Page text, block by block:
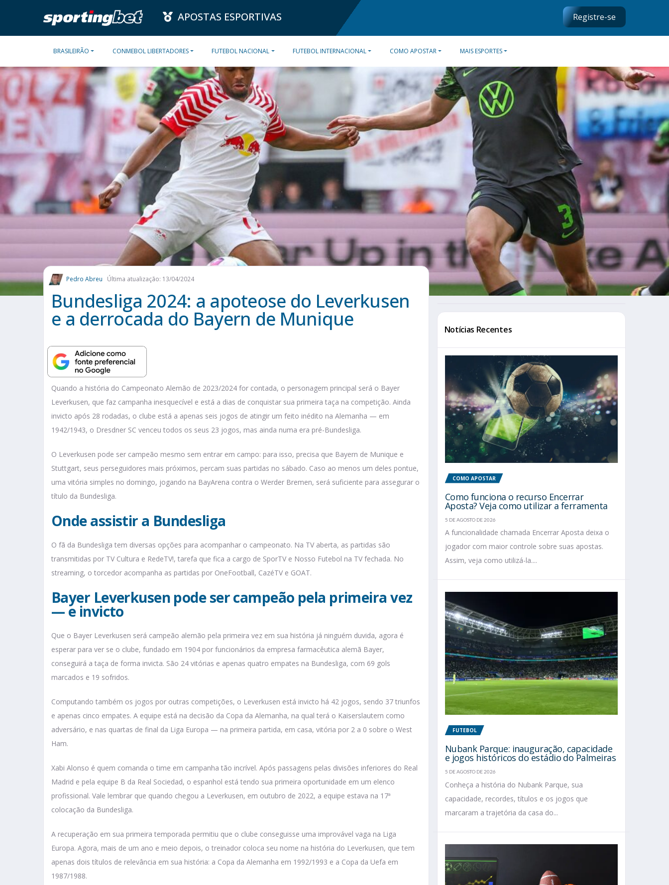
APOSTAS ESPORTIVAS Registre-se
BRASILEIRÃO CONMEBOL LIBERTADORES FUTEBOL NACIONAL FUTEBOL INTERNACIONAL COMO APOSTAR MAIS ESPORTES
Pedro Abreu Última atualização: 13/04/2024
Bundesliga 2024: a apoteose do Leverkusen
e a derrocada do Bayern de Munique
Quando a história do Campeonato Alemão de 2023/2024 for contada, o personagem principal será o Bayer
Leverkusen, que faz campanha inesquecível e está a dias de conquistar sua primeira taça na competição. Ainda
invicto após 28 rodadas, o clube está a apenas seis jogos de atingir um feito inédito na Alemanha — em
1942/1943, o Dresdner SC venceu todos os seus 23 jogos, mas ainda numa era pré-Bundesliga.
O Leverkusen pode ser campeão mesmo sem entrar em campo: para isso, precisa que Bayern de Munique e
Stuttgart, seus perseguidores mais próximos, percam suas partidas no sábado. Caso ao menos um deles pontue,
uma vitória simples no domingo, jogando na BayArena contra o Werder Bremen, será suficiente para assegurar o
título da Bundesliga.
Onde assistir a Bundesliga
O fã da Bundesliga tem diversas opções para acompanhar o campeonato. Na TV aberta, as partidas são
transmitidas por TV Cultura e RedeTV!, tarefa que fica a cargo de SporTV e Nosso Futebol na TV fechada. No
streaming, o torcedor acompanha as partidas por OneFootball, CazéTV e GOAT.
Bayer Leverkusen pode ser campeão pela primeira vez
— e invicto
Que o Bayer Leverkusen será campeão alemão pela primeira vez em sua história já ninguém duvida, agora é
esperar para ver se o clube, fundado em 1904 por funcionários da empresa farmacêutica alemã Bayer,
conseguirá a taça de forma invicta. São 24 vitórias e apenas quatro empates na Bundesliga, com 69 gols
marcados e 19 sofridos.
Computando também os jogos por outras competições, o Leverkusen está invicto há 42 jogos, sendo 37 triunfos
e apenas cinco empates. A equipe está na decisão da Copa da Alemanha, na qual terá o Kaiserslautern como
adversário, e nas quartas de final da Liga Europa — na primeira partida, em casa, vitória por 2 a 0 sobre o West
Ham.
Xabi Alonso é quem comanda o time em campanha tão incrível. Após passagens pelas divisões inferiores do Real
Madrid e pela equipe B da Real Sociedad, o espanhol está tendo sua primeira oportunidade em um elenco
profissional. Vale lembrar que quando chegou a Leverkusen, em outubro de 2022, a equipe estava na 17ª
colocação da Bundesliga.
A recuperação em sua primeira temporada permitiu que o clube conseguisse uma improvável vaga na Liga
Europa. Agora, mais de um ano e meio depois, o treinador coloca seu nome na história do Leverkusen, que tem
apenas dois títulos de relevância em sua história: a Copa da Alemanha em 1992/1993 e a Copa da Uefa em
1987/1988.
Notícias Recentes
COMO APOSTAR
Como funciona o recurso Encerrar
Aposta? Veja como utilizar a ferramenta
5 DE AGOSTO DE 2026
A funcionalidade chamada Encerrar Aposta deixa o
jogador com maior controle sobre suas apostas.
Assim, veja como utilizá-la....
FUTEBOL
Nubank Parque: inauguração, capacidade
e jogos históricos do estádio do Palmeiras
5 DE AGOSTO DE 2026
Conheça a história do Nubank Parque, sua
capacidade, recordes, títulos e os jogos que
marcaram a trajetória da casa do...